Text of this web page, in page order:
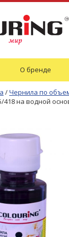
О бренде
/Чернила по
418 на водной